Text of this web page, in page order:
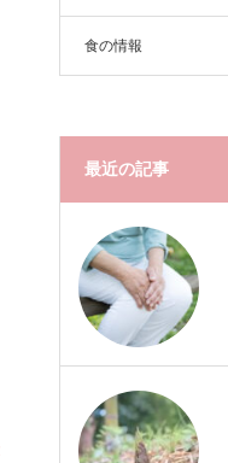
食の情報
最近の記事